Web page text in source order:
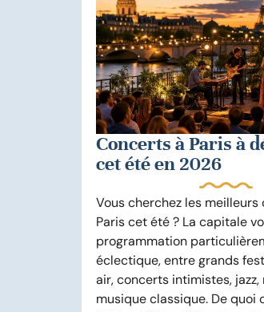
Concerts à Paris à
cet été en 2026
Vous cherchez les meilleurs
Paris cet été ? La capitale
programmation
éclectique, entre grands
air, concerts intimistes,
musique classique. De quoi